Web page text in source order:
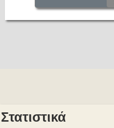
Στατιστικά